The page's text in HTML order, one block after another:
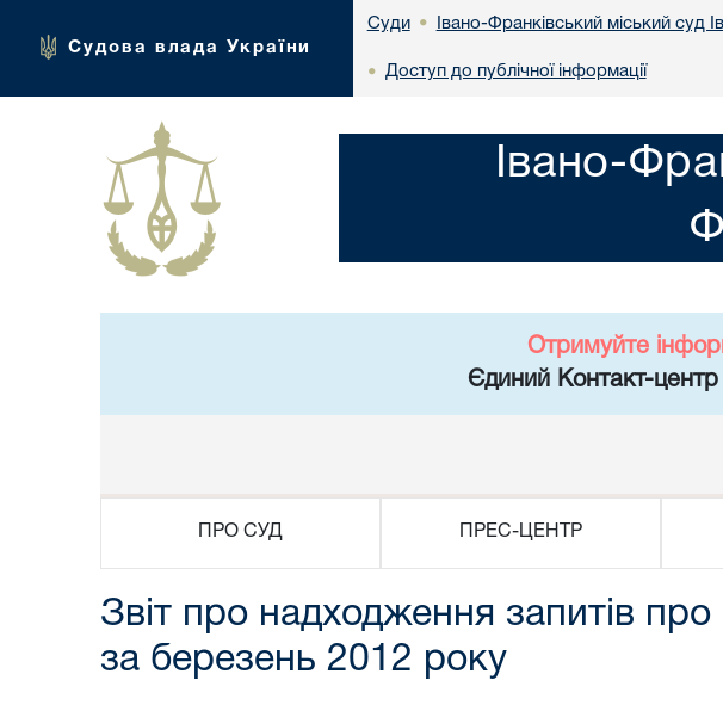
Судова влада України
Суди • Івано-Франківський міський суд
• Доступ до публічної інформації
Івано-
Отримуйте
Єдиний Контакт-
ПРО СУД ПРЕС-ЦЕНТР
Звіт про надходження запитів про
за березень 2012 року